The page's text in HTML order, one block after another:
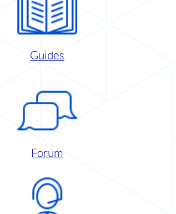
Guides
Forum